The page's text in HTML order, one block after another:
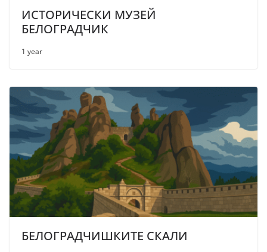
ИСТОРИЧЕСКИ МУЗЕЙ
БЕЛОГРАДЧИК
1 year
БЕЛОГРАДЧИШКИТЕ СКАЛИ